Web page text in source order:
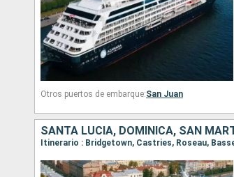
Otros puertos de embarque:San Juan